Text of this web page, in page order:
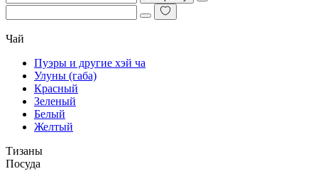
Чай
Пуэры и другие хэй ча
Улуны (габа)
Красный
Зеленый
Белый
Желтый
Тизаны
Посуда